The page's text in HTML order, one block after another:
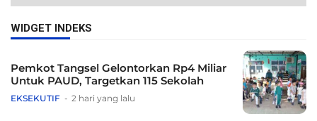
WIDGET INDEKS
Pemkot Tangsel Gelontorkan Rp4 Miliar
Untuk PAUD, Targetkan 115 Sekolah
EKSEKUTIF 2 hari yang lalu